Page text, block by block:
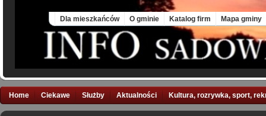
Dla mieszkańców O gminie Katalog firm Mapa gminy
Home Ciekawe Służby Aktualności Kultura, rozrywka, sport,